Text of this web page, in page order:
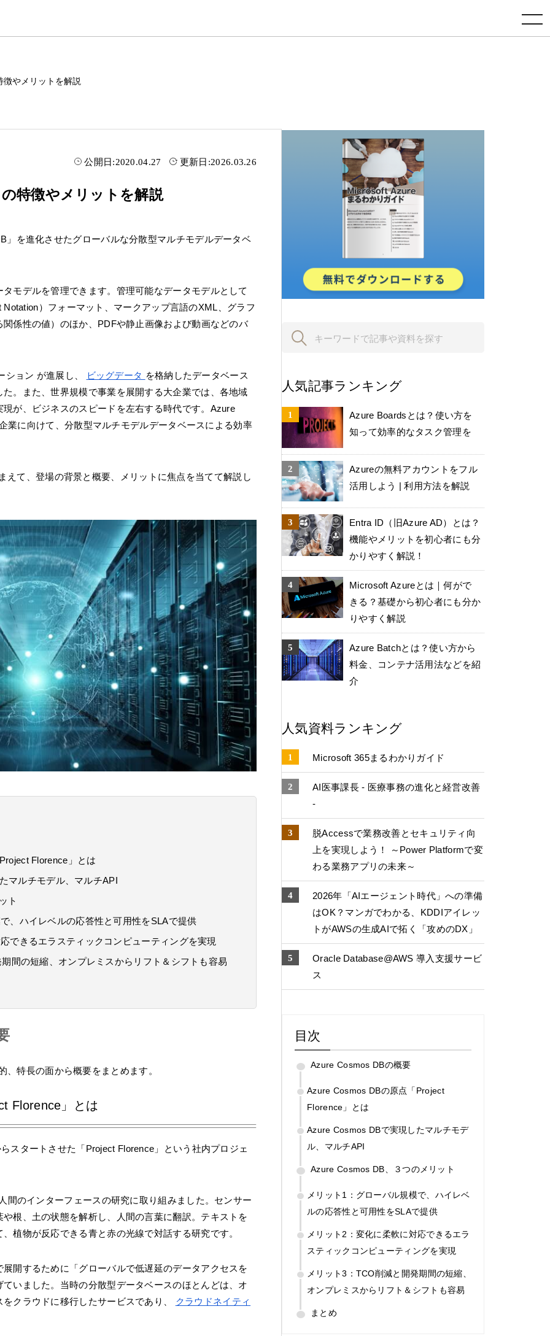
toggle navigation
やメリットを解説
公開日:2020.04.27 更新日:2026.03.26
特徴やメリットを解説
を進化させたグローバルな分散型マルチモデルデータベ
モデルを管理できます。管理可能なデータモデルとして
）フォーマット、マークアップ言語のXML、グラフ
係性の値）のほか、PDFや静止画像および動画などのバ
ション が進展し、 ビッグデータ を格納したデータベース
。また、世界規模で事業を展開する大企業では、各地域
が、ビジネスのスピードを左右する時代です。Azure
業に向けて、分散型マルチモデルデータベースによる効率
て、登場の背景と概要、メリットに焦点を当てて解説し
Florence」とは
マルチモデル、マルチAPI
ト
、ハイレベルの応答性と可用性をSLAで提供
できるエラスティックコンピューティングを実現
間の短縮、オンプレミスからリフト＆シフトも容易
特長の面から概要をまとめます。
Florence」とは
スタートさせた「Project Florence」という社内プロジェ
間のインターフェースの研究に取り組みました。センサー
根、土の状態を解析し、人間の言葉に翻訳。テキストを
植物が反応できる青と赤の光線で対話する研究です。
開するために「グローバルで低遅延のデータアクセスを
いました。当時の分散型データベースのほとんどは、オ
クラウドに移行したサービスであり、
クラウドネイティ
人気記事ランキング
Azure Boardsとは？使い方を
知って効率的なタスク管理を
Azureの無料アカウントをフル
活用しよう | 利用方法を解説
Entra ID（旧Azure AD）とは？
機能やメリットを初心者にも分
かりやすく解説！
Microsoft Azureとは｜何がで
きる？基礎から初心者にも分か
りやすく解説
Azure Batchとは？使い方から
料金、コンテナ活用法などを紹
介
人気資料ランキング
Microsoft 365まるわかりガイド
AI医事課長 - 医療事務の進化と経営改善
-
脱Accessで業務改善とセキュリティ向
上を実現しよう！ ～Power Platformで変
わる業務アプリの未来～
2026年「AIエージェント時代」への準備
はOK？マンガでわかる、KDDIアイレッ
トがAWSの生成AIで拓く「攻めのDX」
Oracle Database@AWS 導入支援サービ
ス
目次
Azure Cosmos DBの概要
Azure Cosmos DBの原点「Project
Florence」とは
Azure Cosmos DBで実現したマルチモデ
ル、マルチAPI
Azure Cosmos DB、３つのメリット
メリット1：グローバル規模で、ハイレベ
ルの応答性と可用性をSLAで提供
メリット2：変化に柔軟に対応できるエラ
スティックコンピューティングを実現
メリット3：TCO削減と開発期間の短縮、
オンプレミスからリフト＆シフトも容易
まとめ